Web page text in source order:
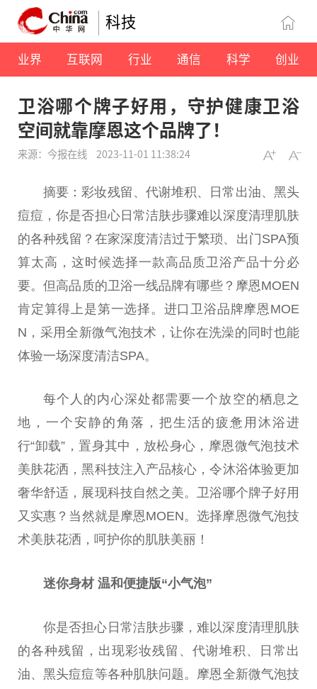
科技
业界 互联网 行业 通信 科学 创业
卫浴哪个牌子好用，守护健康卫浴
空间就靠摩恩这个品牌了！
来源：今报在线 2023-11-01 11:38:24
摘要：彩妆残留、代谢堆积、日常出油、黑头
痘痘，你是否担心日常洁肤步骤难以深度清理肌肤
的各种残留？在家深度清洁过于繁琐、出门SPA预
算太高，这时候选择一款高品质卫浴产品十分必
要。但高品质的卫浴一线品牌有哪些？摩恩MOEN
肯定算得上是第一选择。进口卫浴品牌摩恩MOE
N，采用全新微气泡技术，让你在洗澡的同时也能
体验一场深度清洁SPA。
每个人的内心深处都需要一个放空的栖息之
地，一个安静的角落，把生活的疲惫用沐浴进
行“卸载”，置身其中，放松身心，摩恩微气泡技术
美肤花洒，黑科技注入产品核心，令沐浴体验更加
奢华舒适，展现科技自然之美。卫浴哪个牌子好用
又实惠？当然就是摩恩MOEN。选择摩恩微气泡技
术美肤花洒，呵护你的肌肤美丽！
迷你身材 温和便捷版“小气泡”
你是否担心日常洁肤步骤，难以深度清理肌肤
的各种残留，出现彩妆残留、代谢堆积、日常出
油、黑头痘痘等各种肌肤问题。摩恩全新微气泡技